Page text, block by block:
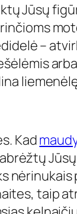
Jūsų
–
Kad
taip